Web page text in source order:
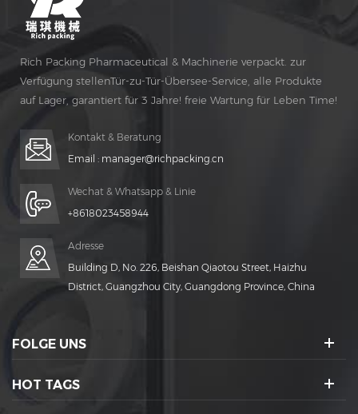
Rich Packing Pharmaceutical & Machinerie verpackt. zur
Verfügung stellenTür-zu-Tür-Übersee-Service, alle Produkte
auf Lager, garantiert für 3 Jahre! freie Wartung für Leben Time!
Kontakt & Beratung
Email : manager@richpacking.cn
Wechat & Whatsapp & Linie
+8618023458944
Adresse
Building D, No. 226, Beishan Qiaotou Street, Haizhu
District, Guangzhou City, Guangdong Province, China
FOLGE UNS
HOT TAGS